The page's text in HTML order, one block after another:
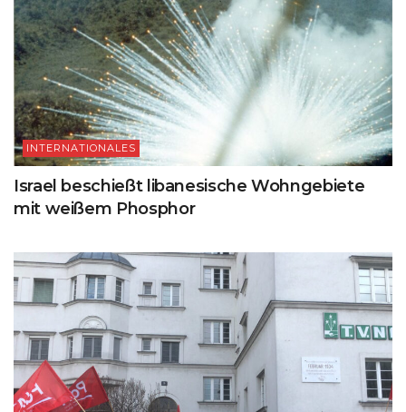
INTERNATIONALES
Israel beschießt libanesische Wohngebiete
mit weißem Phosphor